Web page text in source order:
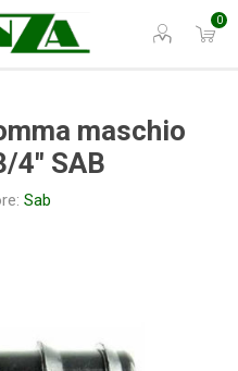
0
maschio
4" SAB
Sab